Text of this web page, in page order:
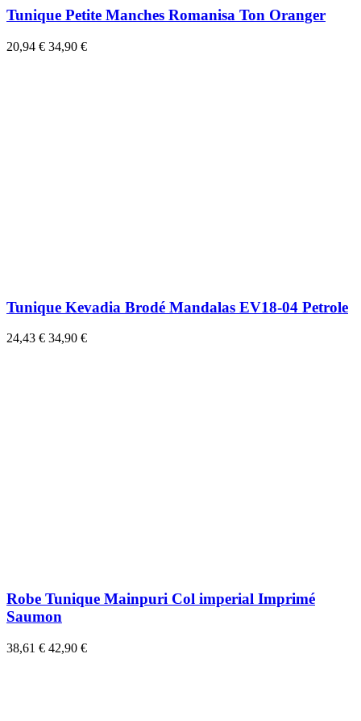
Tunique Petite Manches Romanisa Ton Oranger
20,94 € 34,90 €
Tunique Kevadia Brodé Mandalas EV18-04 Petrole
24,43 € 34,90 €
Robe Tunique Mainpuri Col imperial Imprimé
Saumon
38,61 € 42,90 €